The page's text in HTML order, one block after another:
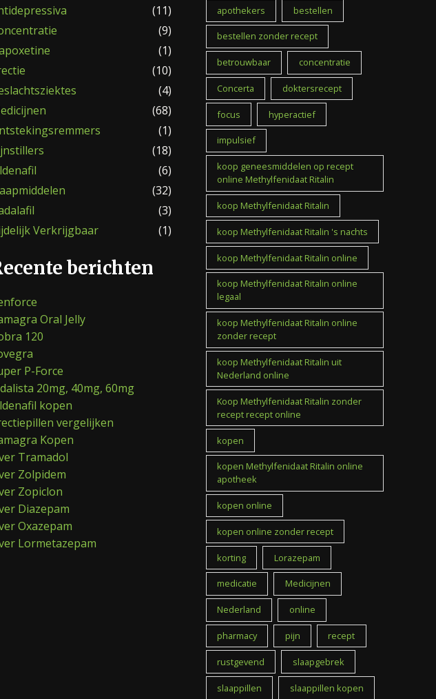
(11)
(9)
(1)
(10)
(4)
(68)
(1)
(18)
(6)
(32)
(3)
Verkrijgbaar
(1)
berichten
Oral Jelly
120
P-Force
20mg, 40mg, 60mg
kopen
vergelijken
Kopen
Tramadol
Zolpidem
Zopiclon
Diazepam
Oxazepam
Lormetazepam
apothekers bestellen
bestellen zonder recept
betrouwbaar concentratie
Concerta doktersrecept
focus hyperactief
impulsief
koop geneesmiddelen op recept
online Methylfenidaat Ritalin
koop Methylfenidaat Ritalin
koop Methylfenidaat Ritalin 's nachts
koop Methylfenidaat Ritalin online
koop Methylfenidaat Ritalin online
legaal
koop Methylfenidaat Ritalin online
zonder recept
koop Methylfenidaat Ritalin uit
Nederland online
Koop Methylfenidaat Ritalin zonder
recept recept online
kopen
kopen Methylfenidaat Ritalin online
apotheek
kopen online
kopen online zonder recept
korting Lorazepam
medicatie Medicijnen
Nederland online
pharmacy pijn recept
rustgevend slaapgebrek
slaappillen slaappillen kopen